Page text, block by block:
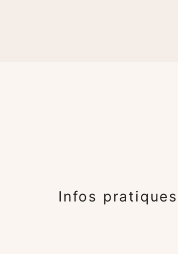
Infos pratiques